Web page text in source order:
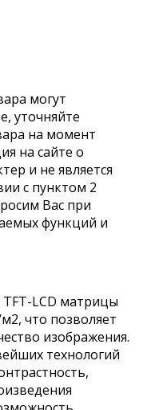
могут
уточняйте
на момент
на сайте о
и не является
с пунктом 2
Вас при
функций и
LCD матрицы
что позволяет
изображения.
технологий